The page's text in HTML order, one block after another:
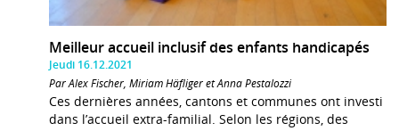
Meilleur accueil inclusif des enfants handicapés
Jeudi 16.12.2021
Par Alex Fischer, Miriam Häfliger et Anna Pestalozzi
Ces dernières années, cantons et communes ont investi
dans l’accueil extra-familial. Selon les régions, des